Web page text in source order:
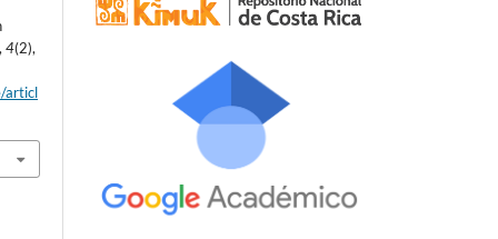
,4(2),
articl